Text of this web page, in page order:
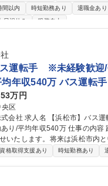
幅広く担当 ■要件定義～設計・
アジャイル開発 募集職種 産業用ロボット
間以内
時短勤務あり 退職金あり
土日祝休み 服装自由
ス運転手 ※未経験歓迎/
年収540万 バス運転手
万円
区
手 ※未経験歓迎/研修
万 仕事の内容 路線バス・観光バス等
いたします。将来は浜松市内
」や、東京・大阪間の都市を
【車両点検】→【始業点呼・出
資格取得支援あり 時短勤務あり